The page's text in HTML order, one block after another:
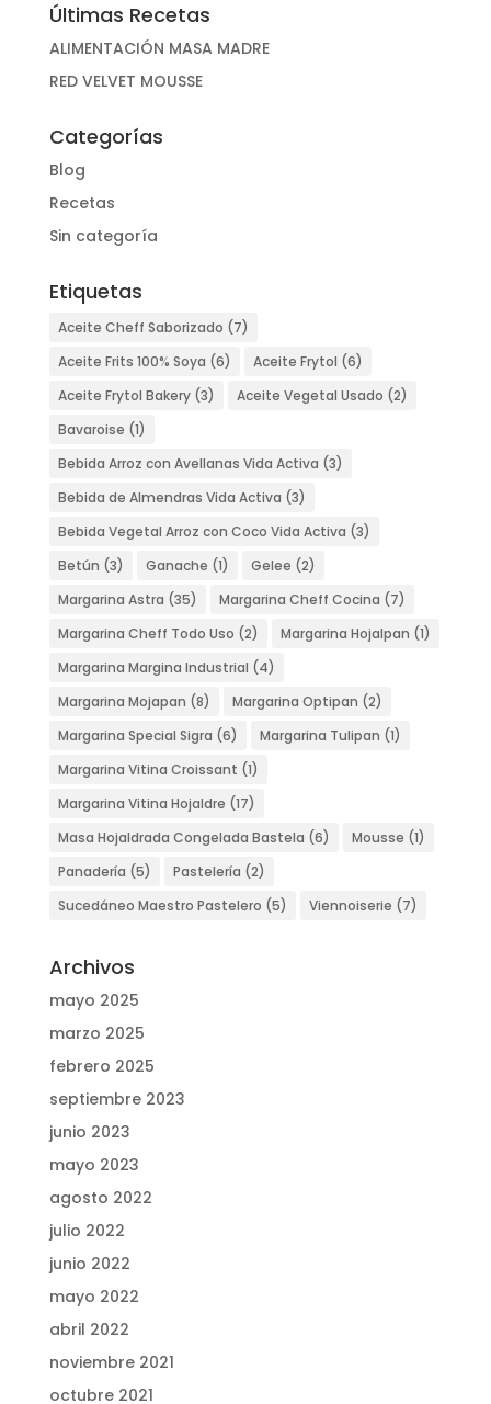
Últimas Recetas
ALIMENTACIÓN MASA MADRE
RED VELVET MOUSSE
Categorías
Blog
Recetas
Sin categoría
Etiquetas
Aceite Cheff Saborizado (7)
Aceite Frits 100% Soya (6) Aceite Frytol (6)
Aceite Frytol Bakery(3) Aceite Vegetal Usado (2)
Bavaroise (1)
Bebida Arroz con Avellanas Vida Activa (3)
Bebida de Almendras Vida Activa (3)
Bebida Vegetal Arroz con Coco Vida Activa (3)
Betún (3) Ganache (1) Gelee (2)
Margarina Astra (35) Margarina Cheff Cocina (7)
Margarina Cheff Todo Uso (2) Margarina Hojalpan (1)
Margarina Margina Industrial (4)
Margarina Mojapan (8) Margarina Optipan (2)
Margarina Special Sigra (6) Margarina Tulipan (1)
Margarina Vitina Croissant (1)
Margarina Vitina Hojaldre (17)
Masa Hojaldrada Congelada Bastela (6) Mousse (1)
Panadería (5) Pastelería (2)
Sucedáneo Maestro Pastelero (5) Viennoiserie (7)
Archivos
mayo 2025
marzo 2025
febrero 2025
septiembre 2023
junio 2023
mayo 2023
agosto 2022
julio 2022
junio 2022
mayo 2022
abril 2022
noviembre 2021
octubre 2021